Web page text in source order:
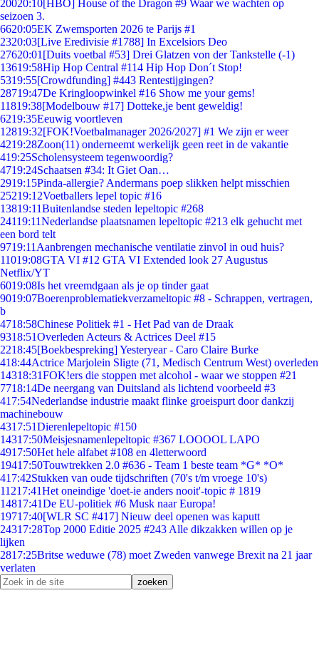
20020:10[HBO] House of the Dragon #9 Waar we wachten op
seizoen 3.
6620:05EK Zwemsporten 2026 te Parijs #1
2320:03[Live Eredivisie #1788] In Excelsiors Deo
27620:01 [Duits voetbal #53] Drei Glatzen von der Tankstelle (-1)
13619:58Hip Hop Central #114 Hip Hop Don´t Stop!
5319:55[Crowdfunding] #443 Rentestijgingen?
28719:47De Kringloopwinkel #16 Show me your gems!
11819:38[Modelbouw #17] Dotteke,je bent geweldig!
6219:35Eeuwig voortleven
12819:32[FOK!Voetbalmanager 2026/2027] #1 We zijn er weer
4219:28Zoon(11) onderneemt werkelijk geen reet in de vakantie
419:25Scholensysteem tegenwoordig?
4719:24Schaatsen #34: It Giet Oan…
2919:15Pinda-allergie? Andermans poep slikken helpt misschien
25219:12Voetballers lepel topic #16
13819:11Buitenlandse steden lepeltopic #268
24119:11Nederlandse plaatsnamen lepeltopic #213 elk gehucht met
een bord telt
9719:11 Aanbrengen mechanische ventilatie zinvol in oud huis?
11019:08GTA VI #12 GTA VI Extended look 27 Augustus
Netflix/YT
6019:08Is het vreemdgaan als je op tinder gaat
9019:07Boerenproblematiekverzameltopic #8 - Schrappen, vertragen,
b
4718:58Chinese Politiek #1 - Het Pad van de Draak
9318:51Overleden Acteurs & Actrices Deel #15
2218:45[Boekbespreking] Yesteryear - Caro Claire Burke
418:44Actrice Marjolein Sligte (71, Medisch Centrum West) overleden
14318:31FOK!ers die stoppen met alcohol - waar we stoppen #21
7718:14De neergang van Duitsland als lichtend voorbeeld #3
417:54Nederlandse industrie maakt flinke groeispurt door dankzij
machinebouw
4317:51Dierenlepeltopic #150
14317:50Meisjesnamenlepeltopic #367 LOOOOL LAPO
4917:50Het hele alfabet #108 en 4letterwoord
19417:50Touwtrekken 2.0 #636 - Team 1 beste team *G* *O*
417:42Stukken van oude tijdschriften (70's t/m vroege 10's)
11217:41Het oneindige 'doet-ie anders nooit'-topic # 1819
14817:41De EU-politiek #6 Musk naar Europa!
19717:40[WLR SC #417] Nieuw deel openen was kaputt
24317:28Top 2000 Editie 2025 #243 Alle dikzakken willen op je
lijken
2817:25Britse weduwe (78) moet Zweden vanwege Brexit na 21 jaar
verlaten